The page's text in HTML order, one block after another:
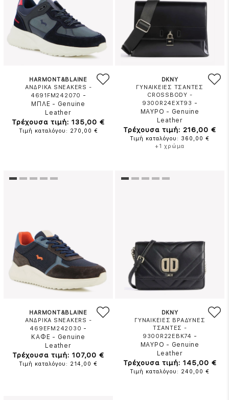
HARMONT&BLAINE
ΑΝΔΡΙΚΑ SNEAKERS -
4691FM242070 -
ΜΠΛΕ - Genuine
Leather
Τρέχουσα τιμή: 135,00 €
Τιμή καταλόγου: 270,00 €
DKNY
ΓΥΝΑΙΚΕΙΕΣ ΤΣΑΝΤΕΣ
CROSSBODY -
9300R24EXT93 -
ΜΑΥΡΟ - Genuine
Leather
Τρέχουσα τιμή: 216,00 €
Τιμή καταλόγου: 360,00 €
+1 χρώμα
HARMONT&BLAINE
ΑΝΔΡΙΚΑ SNEAKERS -
469EFM242030 -
ΚΑΦΕ - Genuine
Leather
Τρέχουσα τιμή: 107,00 €
Τιμή καταλόγου: 214,00 €
DKNY
ΓΥΝΑΙΚΕΙΕΣ ΒΡΑΔΥΝΕΣ
ΤΣΑΝΤΕΣ -
9300R22EBK74 -
ΜΑΥΡΟ - Genuine
Leather
Τρέχουσα τιμή: 145,00 €
Τιμή καταλόγου: 240,00 €